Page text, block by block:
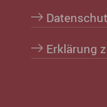
Erklärung